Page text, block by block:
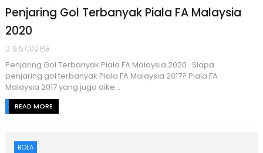
Penjaring Gol Terbanyak Piala FA Malaysia
2020
9:57:00 PG
Penjaring Gol Terbanyak Piala FA Malaysia 2020 . Siapa
penjaring gol terbanyak Piala FA Malaysia 2017? Piala FA
Malaysia 2017 yang juga dike...
READ MORE
BOLA